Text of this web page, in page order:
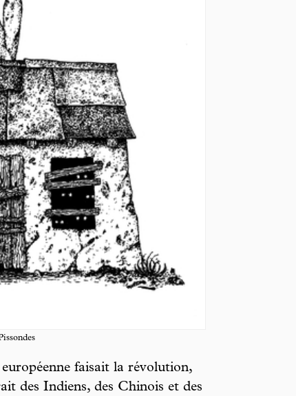
faisait la révolution,
des Indiens, des Chinois et des